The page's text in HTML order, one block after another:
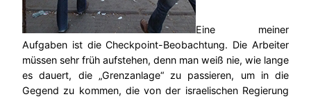
Eine meiner
Aufgaben ist die Checkpoint-Beobachtung. Die Arbeiter
müssen sehr früh aufstehen, denn man weiß nie, wie lange
es dauert, die „Grenzanlage“ zu passieren, um in die
Gegend zu kommen, die von der israelischen Regierung